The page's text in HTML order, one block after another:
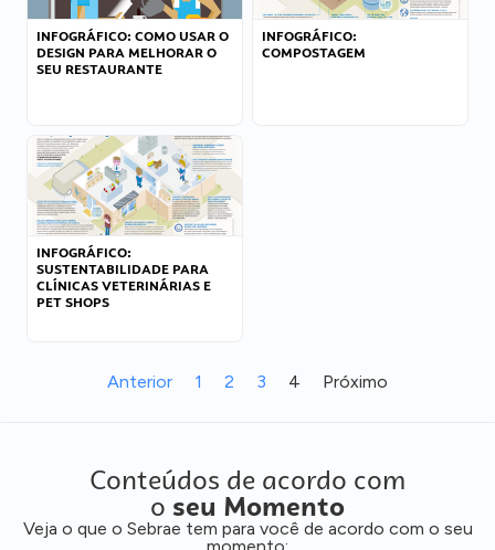
INFOGRÁFICO: COMO USAR O
DESIGN PARA MELHORAR O
SEU RESTAURANTE
INFOGRÁFICO:
COMPOSTAGEM
INFOGRÁFICO:
SUSTENTABILIDADE PARA
CLÍNICAS VETERINÁRIAS E
PET SHOPS
Anterior 1 2 3 4 Próximo
Conteúdos de acordo com
o seu Momento
Veja o que o Sebrae tem para você de acordo com o seu